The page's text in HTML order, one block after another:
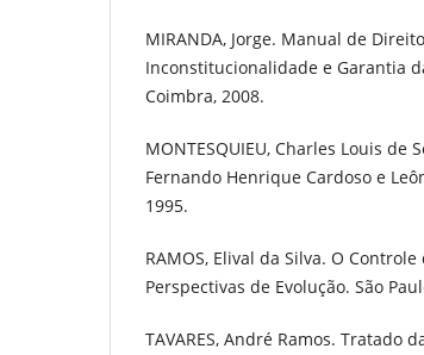
MIRANDA, Jorge. Manual de
Inconstitucionalidade e Garantia
Coimbra, 2008.
MONTESQUIEU, Charles Louis
Fernando Henrique Cardoso e
1995.
RAMOS, Elival da Silva. O
Perspectivas de Evolução. São
TAVARES, André Ramos. Tratado